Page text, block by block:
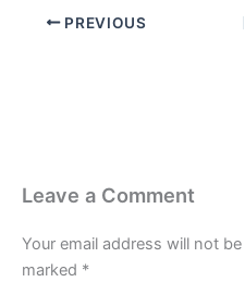
PREVIOUS
Leave a Comment
Your email address will not
marked *